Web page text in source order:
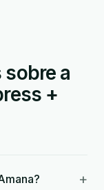
a
+
+